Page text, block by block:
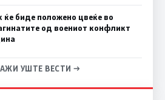
ќе биде положено цвеќе во
од воениот конфликт
УШТЕ ВЕСТИ →